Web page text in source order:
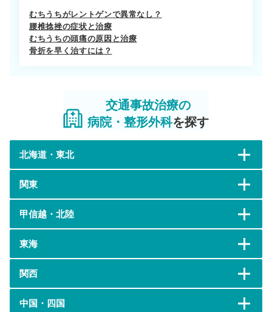
むちうちがレントゲンで異常なし？
腰椎捻挫の症状と治療
むちうちの頭痛の原因と治療
骨折を早く治すには？
交通事故治療の
病院・整形外科を探す
北海道・東北
関東
甲信越・北陸
東海
関西
中国・四国